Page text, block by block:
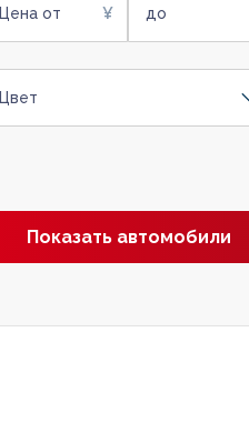
Цена от до
Цвет
Показать автомобили